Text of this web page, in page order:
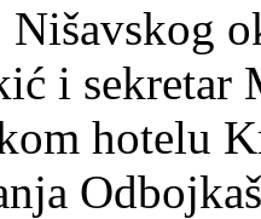
Nišavskog
i sekretar
hotelu